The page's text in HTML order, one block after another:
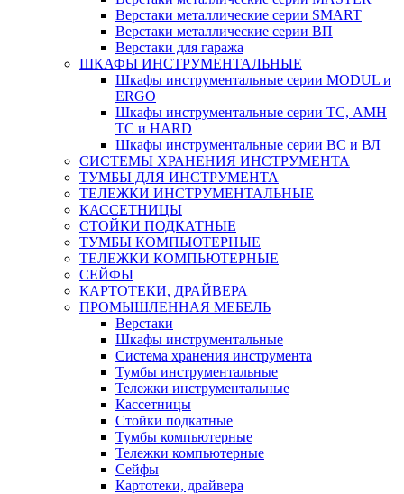
Верстаки металлические серии SMART
Верстаки металлические серии ВП
Верстаки для гаража
ШКАФЫ ИНСТРУМЕНТАЛЬНЫЕ
Шкафы инструментальные серии MODUL и
ERGO
Шкафы инструментальные серии ТС, АМН
ТС и HARD
Шкафы инструментальные серии ВС и ВЛ
СИСТЕМЫ ХРАНЕНИЯ ИНСТРУМЕНТА
ТУМБЫ ДЛЯ ИНСТРУМЕНТА
ТЕЛЕЖКИ ИНСТРУМЕНТАЛЬНЫЕ
КАССЕТНИЦЫ
СТОЙКИ ПОДКАТНЫЕ
ТУМБЫ КОМПЬЮТЕРНЫЕ
ТЕЛЕЖКИ КОМПЬЮТЕРНЫЕ
СЕЙФЫ
КАРТОТЕКИ, ДРАЙВЕРА
ПРОМЫШЛЕННАЯ МЕБЕЛЬ
Верстаки
Шкафы инструментальные
Система хранения инструмента
Тумбы инструментальные
Тележки инструментальные
Кассетницы
Стойки подкатные
Тумбы компьютерные
Тележки компьютерные
Сейфы
Картотеки, драйвера